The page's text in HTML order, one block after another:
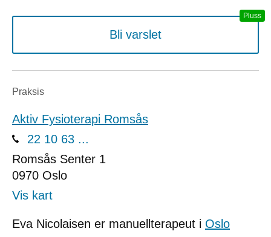
Bli varslet
Praksis
Aktiv Fysioterapi Romsås
22 10 63 ...
Romsås Senter 1
0970 Oslo
Vis kart
Eva Nicolaisen er manuellterapeut i Oslo